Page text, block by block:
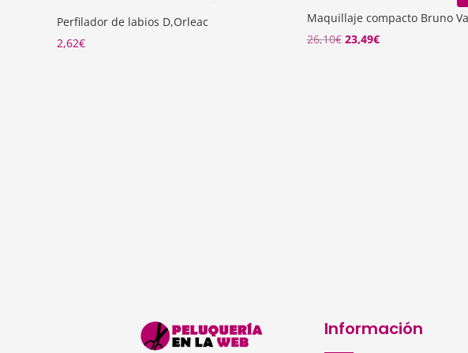
Perfilador de labios D,Orleac
2,62€
Maquillaje compacto Bruno
26,10€ El
23,49€El
Información